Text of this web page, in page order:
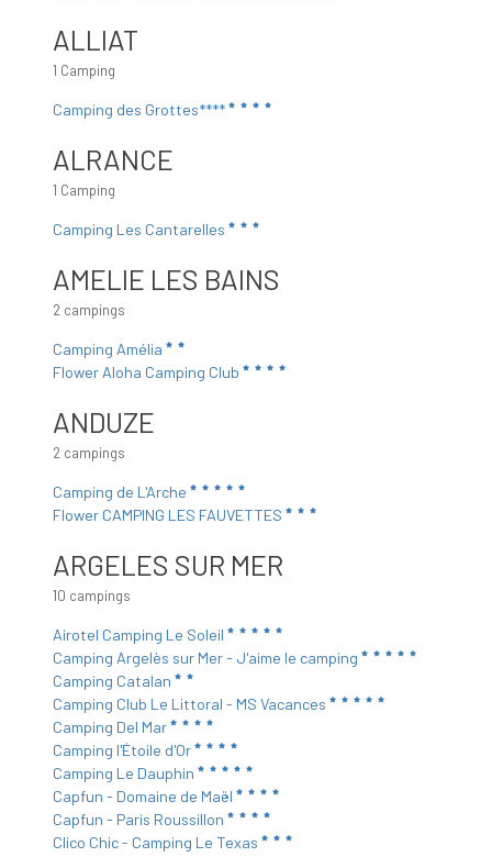
ALLIAT
1 Camping
Camping des Grottes****
ALRANCE
1 Camping
Camping Les Cantarelles
AMELIE LES BAINS
2 campings
Camping Amélia
Flower Aloha Camping Club
ANDUZE
2 campings
Camping de L'Arche
Flower CAMPING LES FAUVETTES
ARGELES SUR MER
10 campings
Airotel Camping Le Soleil
Camping Argelès sur Mer - J'aime le camping
Camping Catalan
Camping Club Le Littoral - MS Vacances
Camping Del Mar
Camping l'Étoile d'Or
Camping Le Dauphin
Capfun - Domaine de Maël
Capfun - Paris Roussillon
Clico Chic - Camping Le Texas